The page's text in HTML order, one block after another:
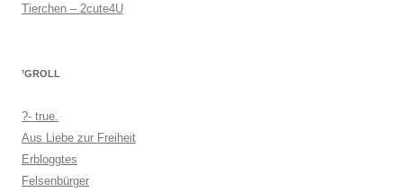
Tierchen – 2cute4U
’GROLL
?- true.
Aus Liebe zur Freiheit
Erbloggtes
Felsenbürger